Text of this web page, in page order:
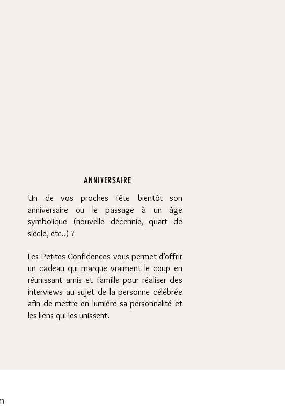
ANNIVERSAIRE
Un de vos proches fête bientôt son
anniversaire ou le passage à un âge
symbolique (nouvelle décennie, quart de
siècle, etc..) ?
Les Petites Confidences vous permet d’offrir
un cadeau qui marque vraiment le coup en
réunissant amis et famille pour réaliser des
interviews au sujet de la personne célébrée
afin de mettre en lumière sa personnalité et
les liens qui les unissent.